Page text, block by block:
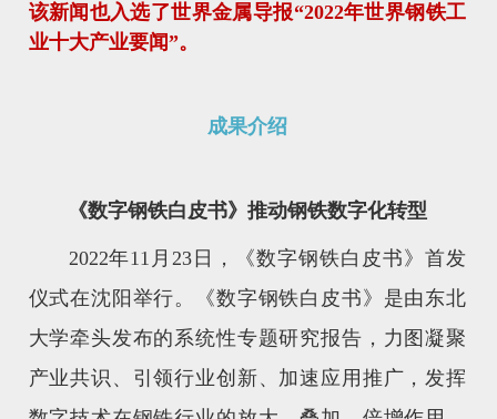
该新闻也入选了世界金属导报“2022年世界钢铁工
业十大产业要闻”。
成果介绍
《数字钢铁白皮书》推动钢铁数字化转型
2022年11月23日，《数字钢铁白皮书》首发
仪式在沈阳举行。《数字钢铁白皮书》是由东北
大学牵头发布的系统性专题研究报告，力图凝聚
产业共识、引领行业创新、加速应用推广，发挥